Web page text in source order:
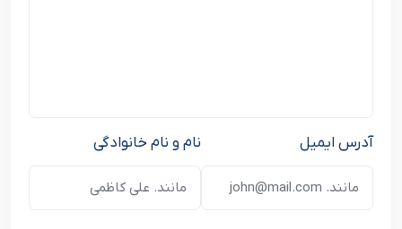
نام و نام خانوادگی آدرس ایمیل